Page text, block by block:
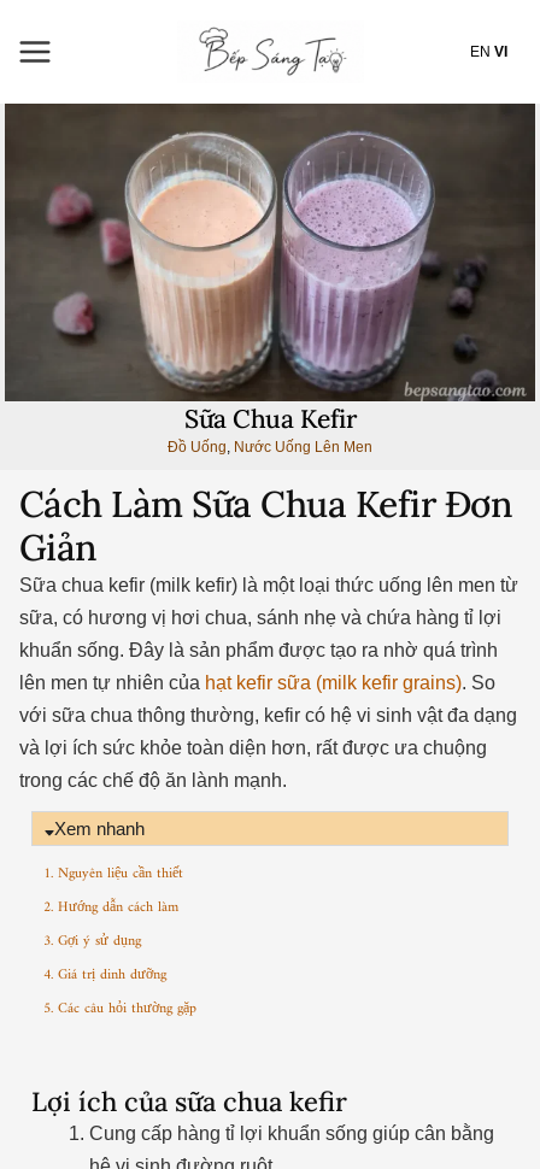
EN VI
Sữa Chua Kefir
Đồ Uống, Nước Uống Lên Men
Cách Làm Sữa Chua Kefir Đơn
Giản
Sữa chua kefir (milk kefir) là một loại thức uống lên men từ
sữa, có hương vị hơi chua, sánh nhẹ và chứa hàng tỉ lợi
khuẩn sống. Đây là sản phẩm được tạo ra nhờ quá trình
lên men tự nhiên của hạt kefir sữa (milk kefir grains). So
với sữa chua thông thường, kefir có hệ vi sinh vật đa dạng
và lợi ích sức khỏe toàn diện hơn, rất được ưa chuộng
trong các chế độ ăn lành mạnh.
Xem nhanh
1. Nguyên liệu cần thiết
2. Hướng dẫn cách làm
3. Gợi ý sử dụng
4. Giá trị dinh dưỡng
5. Các câu hỏi thường gặp
Lợi ích của sữa chua kefir
Cung cấp hàng tỉ lợi khuẩn sống giúp cân bằng